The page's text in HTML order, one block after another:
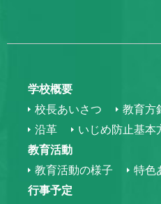
学校概要
校長あいさつ
教育方
沿革
いじめ防止基本
教育活動
教育活動の様子
特色
行事予定